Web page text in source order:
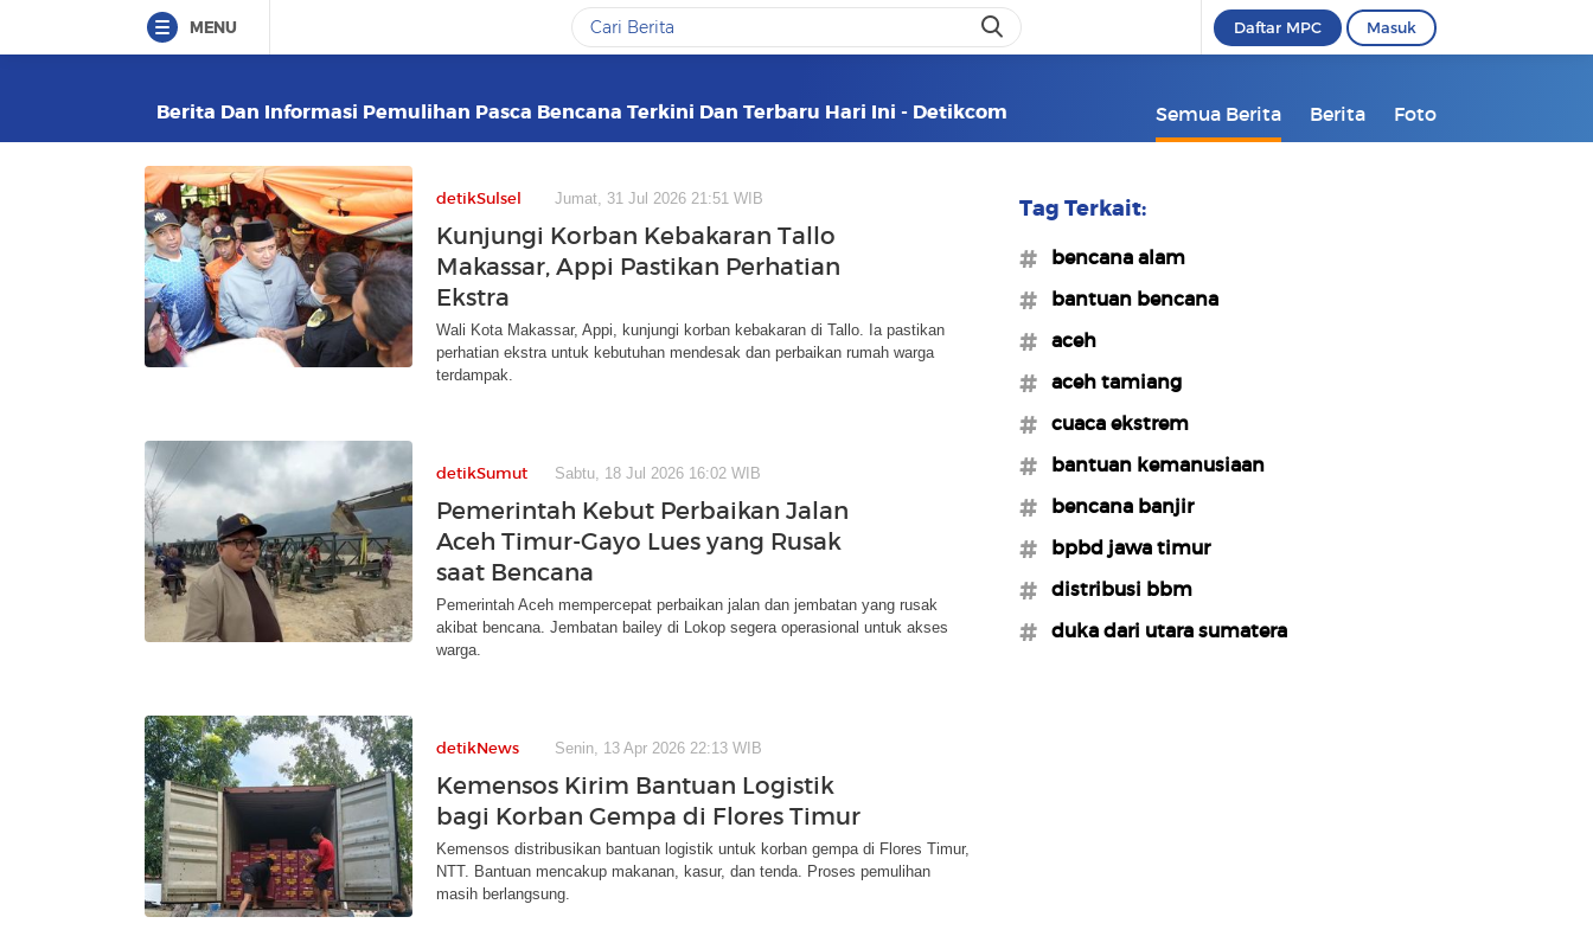
MENU Daftar MPC Masuk
Berita Dan Informasi Pemulihan Pasca Bencana Terkini Dan Terbaru Hari Ini - Detikcom Semua Berita Berita Foto
detikSulsel Jumat, 31 Jul 2026 21:51 WIB
Kunjungi Korban Kebakaran Tallo
Makassar, Appi Pastikan Perhatian
Ekstra
Wali Kota Makassar, Appi, kunjungi korban kebakaran di Tallo. Ia pastikan
perhatian ekstra untuk kebutuhan mendesak dan perbaikan rumah warga
terdampak.
detikSumut Sabtu, 18 Jul 2026 16:02 WIB
Pemerintah Kebut Perbaikan Jalan
Aceh Timur-Gayo Lues yang Rusak
saat Bencana
Pemerintah Aceh mempercepat perbaikan jalan dan jembatan yang rusak
akibat bencana. Jembatan bailey di Lokop segera operasional untuk akses
warga.
detikNews Senin, 13 Apr 2026 22:13 WIB
Kemensos Kirim Bantuan Logistik
bagi Korban Gempa di Flores Timur
Kemensos distribusikan bantuan logistik untuk korban gempa di Flores Timur,
NTT. Bantuan mencakup makanan, kasur, dan tenda. Proses pemulihan
masih berlangsung.
Tag Terkait:
#bencana alam
#bantuan bencana
#aceh
#aceh tamiang
#cuaca ekstrem
#bantuan kemanusiaan
#bencana banjir
#bpbd jawa timur
#distribusi bbm
#duka dari utara sumatera